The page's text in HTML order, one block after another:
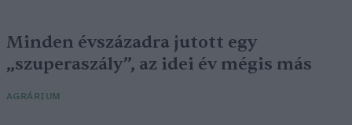
Minden évszázadra jutott egy
„szuperaszály”, az idei év mégis más
AGRÁRIUM